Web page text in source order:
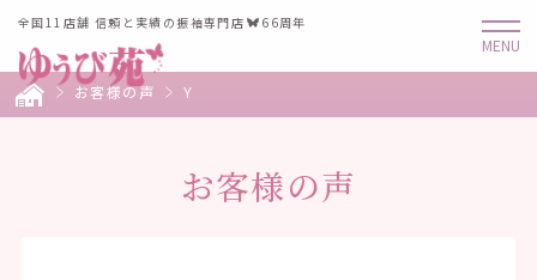
全国11店舗 信頼と実績の振袖専門店 66周年
お客様の声 Y
お客様の声